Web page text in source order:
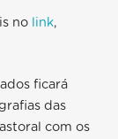
no link,
ficará
das
com os